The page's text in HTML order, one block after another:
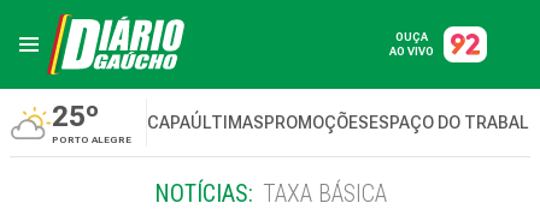
OUÇA
AO VIVO
25º
PORTO ALEGRE
CAPAÚLTIMASPROMOÇÕESESPAÇO DO
NOTÍCIAS: TAXA BÁSICA